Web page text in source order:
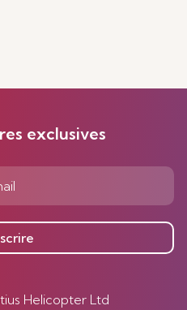
exclusives
Helicopter Ltd